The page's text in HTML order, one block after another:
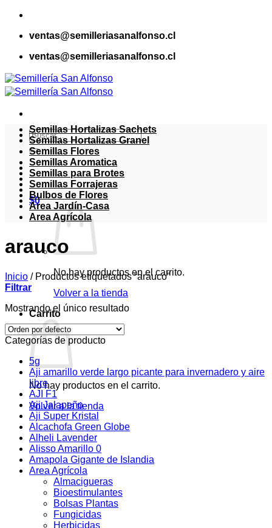
Saltar
contenidoventas@semilleriasanalfonso.cl
ventas@semilleriasanalfonso.cl
Buscar
por:
$0
No hay productos en el carrito.
Volver a la tienda
Carrito
No hay productos en el carrito.
Volver a la tienda
Semillas Hortalizas Sachets
Semillas Hortalizas Granel
Semillas Flores
Semillas Aromatica
Semillas para Brotes
Semillas Forrajeras
Bulbos de Flores
Area Jardín-Casa
Area Agrícola
arauco
Inicio /Productos etiquetados “arauco”
Filtrar
Mostrando el único resultado
Categorías de producto
5g
Aji amarillo verde largo picante para invernadero y aire
libre
AJI F1
Aji Jalapeño
Aji Super Kristal
Alcachofa Green Globe
Alheli Lavender
Alisso Amarillo 0
Amapola Gigante de Islandia
Area Agrícola
Almacigueras
Bioestimulantes
Bolsas Plantas
Fungicidas
Herbicidas